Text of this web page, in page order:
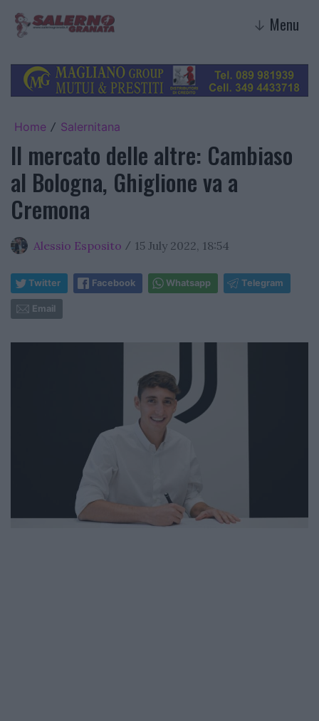
↓ Menu
Home / Salernitana
Il mercato delle altre: Cambiaso
al Bologna, Ghiglione va a
Cremona
Alessio Esposito / 15 July 2022, 18:54
Twitter Facebook Whatsapp Telegram
Email